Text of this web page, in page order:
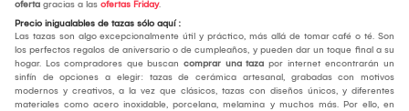
oferta gracias a las ofertas Friday.
Precio inigualables de tazas sólo aquí :
Las tazas son algo excepcionalmente útil y práctico, más allá de tomar café o té. Son
los perfectos regalos de aniversario o de cumpleaños, y pueden dar un toque final a su
hogar. Los compradores que buscan comprar una taza por internet encontrarán un
sinfín de opciones a elegir: tazas de cerámica artesanal, grabadas con motivos
modernos y creativos, a la vez que clásicos, tazas con diseños únicos, y diferentes
materiales como acero inoxidable, porcelana, melamina y muchos más. Por ello, en